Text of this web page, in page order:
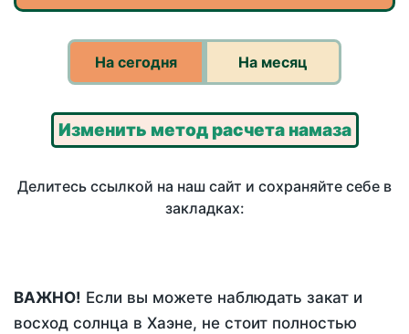
На сегодня На месяц
Изменить метод расчета намаза
Делитесь ссылкой на наш сайт и сохраняйте себе в
закладках:
ВАЖНО! Если вы можете наблюдать закат и
восход солнца в Хаэне, не стоит полностью